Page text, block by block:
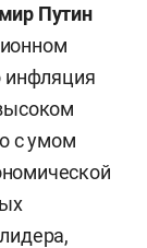
Путин
инфляция
с умом